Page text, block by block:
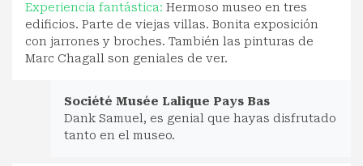
Experiencia fantástica: Hermoso museo en tres
edificios. Parte de viejas villas. Bonita exposición
con jarrones y broches. También las pinturas de
Marc Chagall son geniales de ver.
Société Musée Lalique Pays Bas
Dank Samuel, es genial que hayas disfrutado
tanto en el museo.